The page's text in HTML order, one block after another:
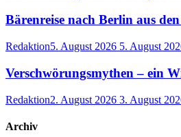
Bärenreise nach Berlin aus
Redaktion5. August 2026 5. August
Verschwörungsmythen – ein
Redaktion2. August 2026 3. August
Archiv